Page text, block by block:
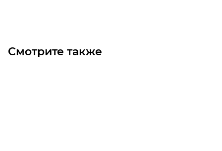
Смотрите также